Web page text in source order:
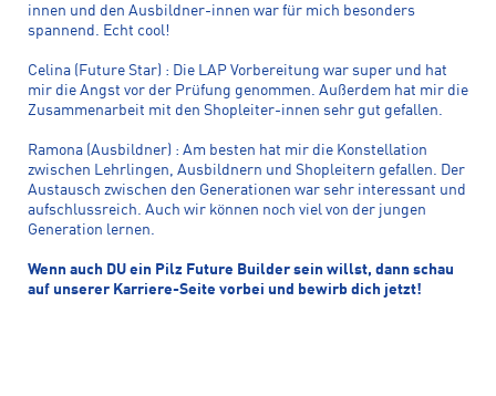
innen und den Ausbildner-innen war für mich besonders
spannend. Echt cool!
Celina (Future Star) : Die LAP Vorbereitung war super und hat
mir die Angst vor der Prüfung genommen. Außerdem hat mir die
Zusammenarbeit mit den Shopleiter-innen sehr gut gefallen.
Ramona (Ausbildner) : Am besten hat mir die Konstellation
zwischen Lehrlingen, Ausbildnern und Shopleitern gefallen. Der
Austausch zwischen den Generationen war sehr interessant und
aufschlussreich. Auch wir können noch viel von der jungen
Generation lernen.
Wenn auch DU ein Pilz Future Builder sein willst, dann schau
auf unserer Karriere-Seite vorbei und bewirb dich jetzt!